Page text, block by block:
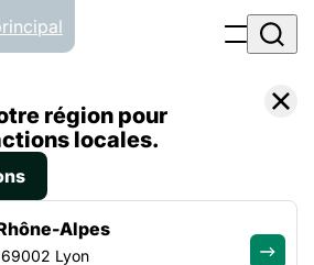
cookies
!
Ceci est votre premier article.
région pour
locales.
Alpes
Lyon